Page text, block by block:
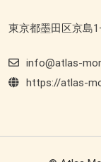
東京都墨田区京島
info@atlas-
https://atlas-